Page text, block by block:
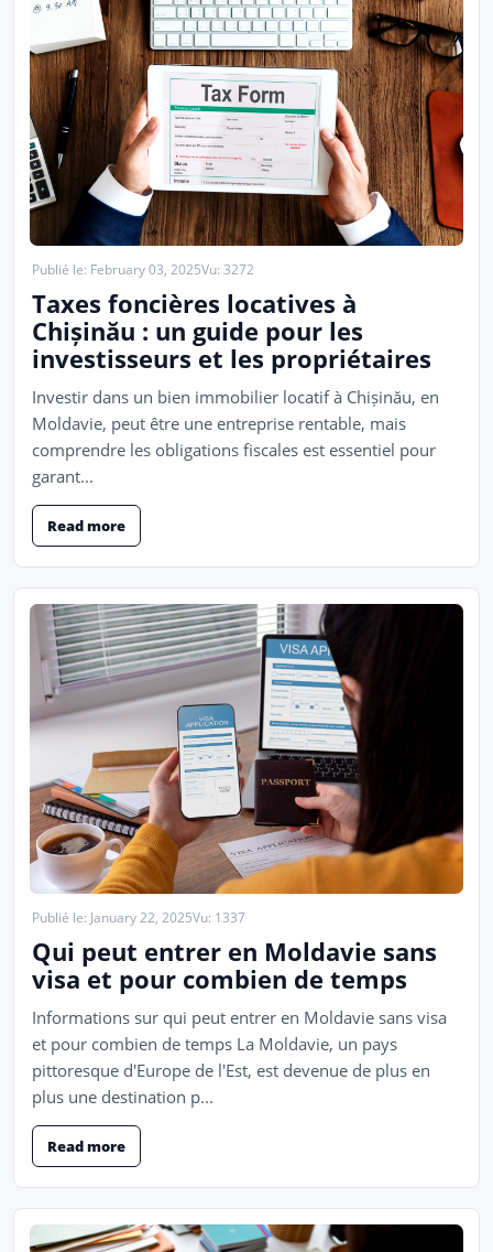
Publié le: February 03, 2025Vu: 3272
Taxes foncières locatives à
Chișinău : un guide pour les
investisseurs et les propriétaires
Investir dans un bien immobilier locatif à Chișinău, en
Moldavie, peut être une entreprise rentable, mais
comprendre les obligations fiscales est essentiel pour
garant...
Read more
Publié le: January 22, 2025Vu: 1337
Qui peut entrer en Moldavie sans
visa et pour combien de temps
Informations sur qui peut entrer en Moldavie sans visa
et pour combien de temps La Moldavie, un pays
pittoresque d'Europe de l'Est, est devenue de plus en
plus une destination p...
Read more